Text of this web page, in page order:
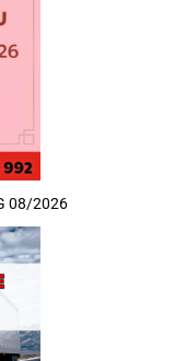
08/2026